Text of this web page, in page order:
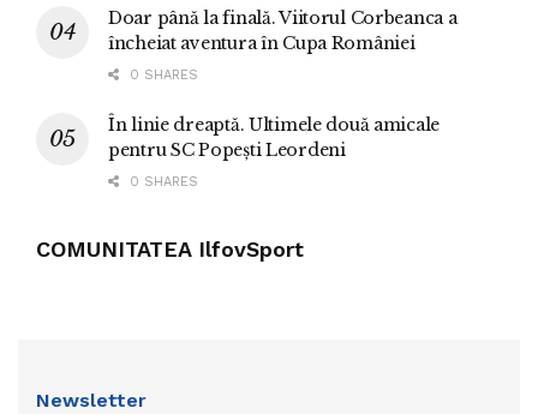
Doar până la finală. Viitorul Corbeanca a
încheiat aventura în Cupa României
0 SHARES
În linie dreaptă. Ultimele două amicale
pentru SC Popești Leordeni
0 SHARES
COMUNITATEA IlfovSport
Newsletter